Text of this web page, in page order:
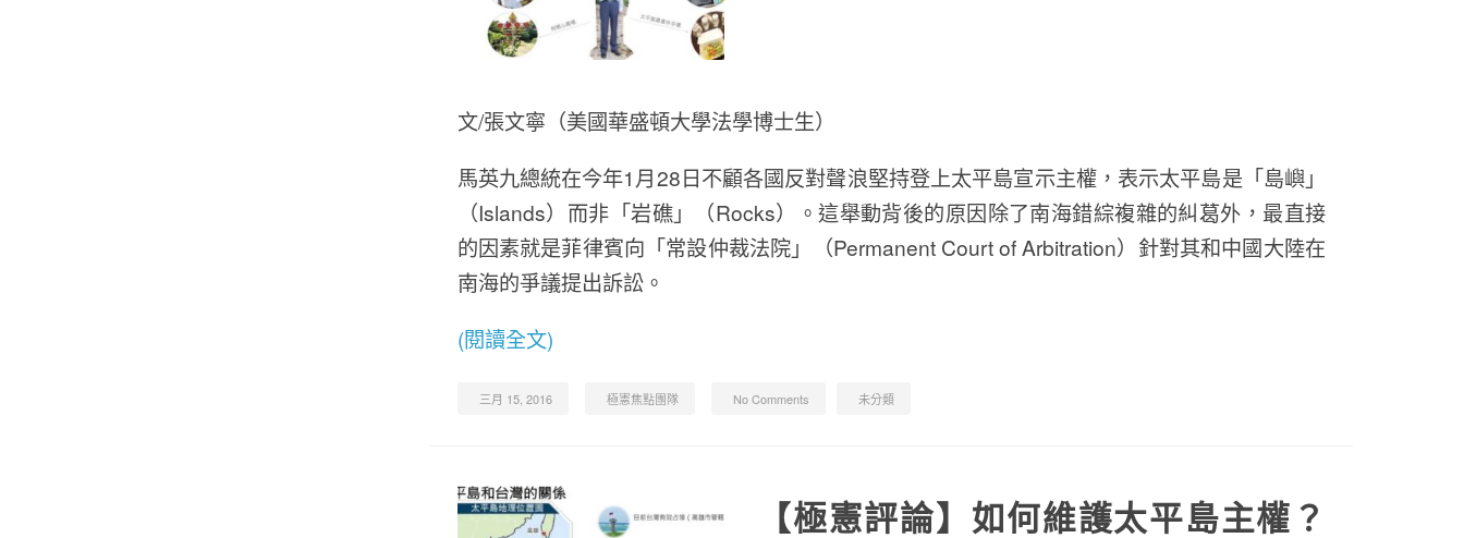
文/張文寧（美國華盛頓大學法學博士生）
馬英九總統在今年1月28日不顧各國反對聲浪堅持登上太平島宣示主權，表示太平島是「島嶼」
（Islands）而非「岩礁」（Rocks）。這舉動背後的原因除了南海錯綜複雜的糾葛外，最直接
的因素就是菲律賓向「常設仲裁法院」（Permanent Court of Arbitration）針對其和中國大陸在
南海的爭議提出訴訟。
(閱讀全文)
三月 15, 2016 極憲焦點團隊 No Comments 未分類
【極憲評論】如何維護太平島主權？